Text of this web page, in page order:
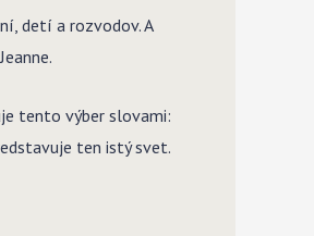
detí a rozvodov. A
tento výber slovami:
ten istý svet.